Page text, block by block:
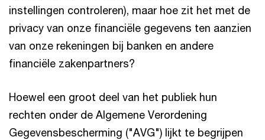
instellingen controleren), maar hoe zit het met de
privacy van onze financiële gegevens ten aanzien
van onze rekeningen bij banken en andere
financiële zakenpartners?
Hoewel een groot deel van het publiek hun
rechten onder de Algemene Verordening
Gegevensbescherming ("AVG") lijkt te begrijpen